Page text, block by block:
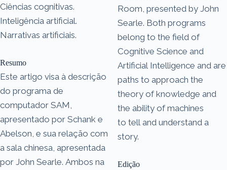
Ciências cognitivas.
Inteligência artificial.
Narrativas artificiais.
Resumo
Este artigo visa à descrição
do programa de
computador SAM,
apresentado por Schank e
Abelson, e sua relação com
a sala chinesa, apresentada
por John Searle. Ambos na
Room, presented by John
Searle. Both programs
belong to the field of
Cognitive Science and
Artificial Intelligence and are
paths to approach the
theory of knowledge and
the ability of machines
to tell and understand a
story.
Edição